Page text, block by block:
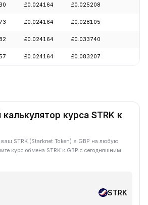
£0.024164 £0.025208
£0.024164 £0.028105
£0.024164 £0.033740
£0.024164 £0.083207
курса STRK к
ваш STRK (Starknet Token) в GBP на любую
курс обмена STRK к GBP с сегодняшним
STRK